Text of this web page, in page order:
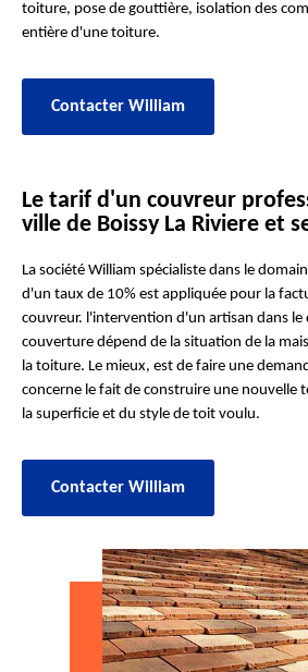
toiture, pose de gouttière, isolation des
entière d'une toiture.
Contacter William
Le tarif d'un couvreur
ville de Boissy La Riviere et
La société William spécialiste dans le
d'un taux de 10% est appliquée pour la
couvreur. l'intervention d'un artisan dans le
couverture dépend de la situation de la
la toiture. Le mieux, est de faire une
concerne le fait de construire une nouvelle
la superficie et du style de toit voulu.
Contacter William